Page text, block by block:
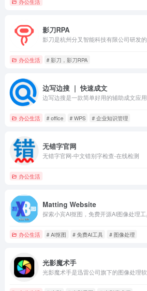
影刀RPA
办公生活 # 影刀，影刀RPA
边写边搜 ｜ 快速成文
边写边搜是一款简单好用的辅助成文应用
办公生活 # office # WPS # 企业知识管理
无错字官网
无错字官网-中文错别字检查-在线检测
办公生活
Matting Website
办公生活 # AI抠图 # 免费AI工具 # 图像处理
光影魔术手